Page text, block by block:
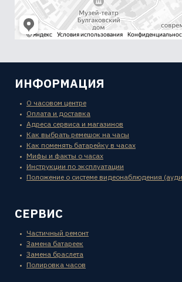
ИНФОРМАЦИЯ
О часовом центре
Оплата и доставка
Адреса сервиса и магазинов
Как выбрать ремешок на часы
Как поменять батарейку в часах
Мифы и факты о часах
Инструкции по эксплуатации
Положение о системе видеонаблюдения
СЕРВИС
Частичный ремонт
Замена батареек
Замена браслета
Полировка часов